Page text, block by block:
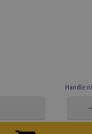
Handle
-